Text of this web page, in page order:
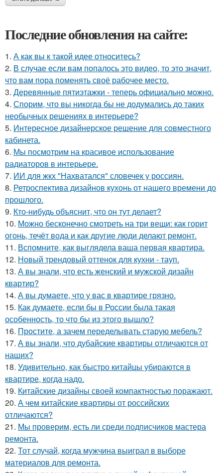
Последние обновления на сайте:
1. А как вы к такой идее относитесь?
2. В случае если вам попалось это видео, то это значит,
что вам пора поменять своё рабочее место.
3. Деревянные пятиэтажки - теперь официально можно.
4. Спорим, что вы никогда бы не додумались до таких
необычных решениях в интерьере?
5. Интересное дизайнерское решение для совместного
кабинета.
6. Мы посмотрим на красивое использование
радиаторов в интерьере.
7. ИИ для жкх "Нахватался" словечек у россиян.
8. Ретроспектива дизайнов кухонь от нашего времени до
прошлого.
9. Кто-нибудь объяснит, что он тут делает?
10. Можно бесконечно смотреть на три вещи: как горит
огонь, течёт вода и как другие люди делают ремонт.
11. Вспомните, как выглядела ваша первая квартира.
12. Новый трендовый оттенок для кухни - тауп.
13. А вы знали, что есть женский и мужской дизайн
квартир?
14. А вы думаете, что у вас в квартире грязно.
15. Как думаете, если бы в России была такая
особенность, то что бы из этого вышло?
16. Простите, а зачем переделывать старую мебель?
17. А вы знали, что дубайские квартиры отличаются от
наших?
18. Удивительно, как быстро китайцы убираются в
квартире, когда надо.
19. Китайские дизайны своей компактностью поражают.
20. А чем китайские квартиры от российских
отличаются?
21. Мы проверим, есть ли среди подписчиков мастера
ремонта.
22. Тот случай, когда мужчина выиграл в выборе
материалов для ремонта.